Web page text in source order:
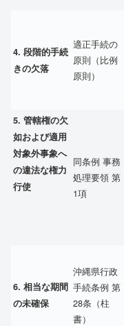
4. 段階的手続
きの欠落
適正手続の
原則（比例
原則）
5. 管轄権の欠
如および適用
対象外事象へ
の違法な権力
行使
同条例 事務
処理要領 第
1項
6. 相当な期間
の未確保
沖縄県行政
手続条例 第
28条（柱
書）